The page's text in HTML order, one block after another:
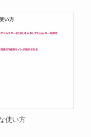
使い方